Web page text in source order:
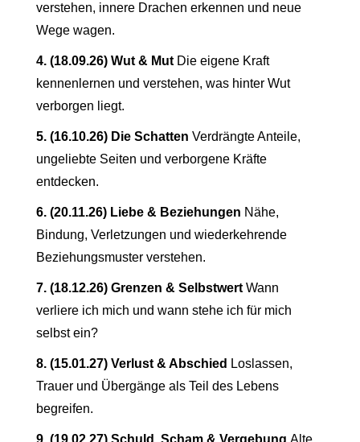
verstehen, innere Drachen erkennen und neue
Wege wagen.
4. (18.09.26) Wut & Mut Die eigene Kraft
kennenlernen und verstehen, was hinter Wut
verborgen liegt.
5. (16.10.26) Die Schatten Verdrängte Anteile,
ungeliebte Seiten und verborgene Kräfte
entdecken.
6. (20.11.26) Liebe & Beziehungen Nähe,
Bindung, Verletzungen und wiederkehrende
Beziehungsmuster verstehen.
7. (18.12.26) Grenzen & Selbstwert Wann
verliere ich mich und wann stehe ich für mich
selbst ein?
8. (15.01.27) Verlust & Abschied Loslassen,
Trauer und Übergänge als Teil des Lebens
begreifen.
9. (19.02.27) Schuld, Scham & Vergebung Alte